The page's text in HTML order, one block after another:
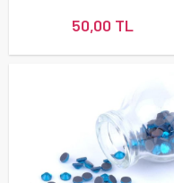
50,00 TL